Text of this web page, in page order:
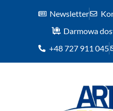
Newsletter
Darmowa
+48 727 911 045